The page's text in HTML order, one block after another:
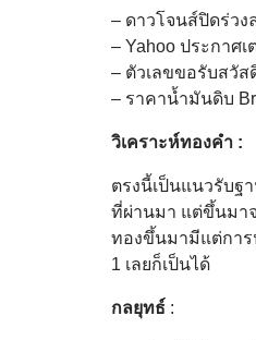
– ดาวโจนส์ปิดร่ว
– Yahoo ประกาศ
– ตัวเลขขอรับสวัส
– ราคาน้ำมันดิบ
วิเคราะห์ทองคำ :
ตรงนี้เป็นแนวรับฐ
ที่ผ่านมา แต่ขึ้นมา
ทองขึ้นมามีแต่การ
1 เลยก็เป็นได้
กลยุทธ์ :